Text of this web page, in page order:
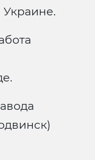
Украине.